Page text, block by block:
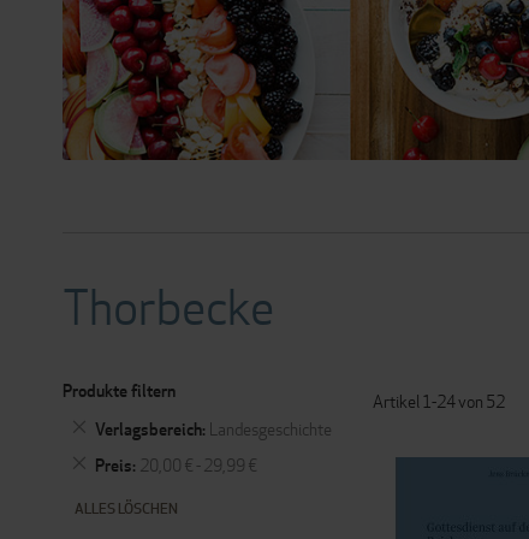
Thorbecke
Artikel 1-24von 52
Produkte filtern
Verlagsbereich Landesgeschichte
DIES
ENTFERNEN
Preis 20,00 € - 29,99 €
DIES
ALLES LÖSCHEN